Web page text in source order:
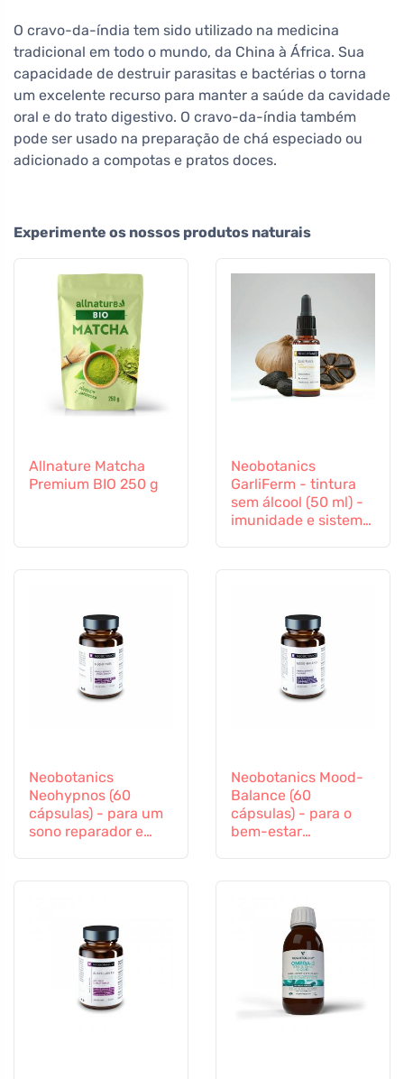
O cravo-da-índia tem sido utilizado na medicina
tradicional em todo o mundo, da China à África. Sua
capacidade de destruir parasitas e bactérias o torna
um excelente recurso para manter a saúde da cavidade
oral e do trato digestivo. O cravo-da-índia também
pode ser usado na preparação de chá especiado ou
adicionado a compotas e pratos doces.
Experimente os nossos produtos naturais
Allnature Matcha
Premium BIO 250 g
Neobotanics
GarliFerm - tintura
sem álcool (50 ml) -
imunidade e sistema
Neobotanics
Neohypnos (60
cápsulas) - para um
sono reparador e
Neobotanics Mood-
Balance (60
cápsulas) - para o
bem-estar